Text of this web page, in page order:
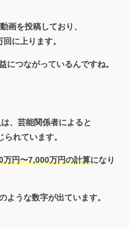
画を投稿しており、
に上ります。
につながっているんですね。
、芸能関係者によると
られています。
万円〜7,000万円の計算になり
ような数字が出ています。